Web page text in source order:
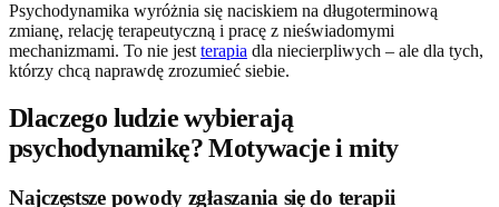
Psychodynamika wyróżnia się naciskiem na długoterminową
zmianę, relację terapeutyczną i pracę z nieświadomymi
mechanizmami. To nie jest terapia dla niecierpliwych – ale dla tych,
którzy chcą naprawdę zrozumieć siebie.
Dlaczego ludzie wybierają
psychodynamikę? Motywacje i mity
Najczęstsze powody zgłaszania się do terapii